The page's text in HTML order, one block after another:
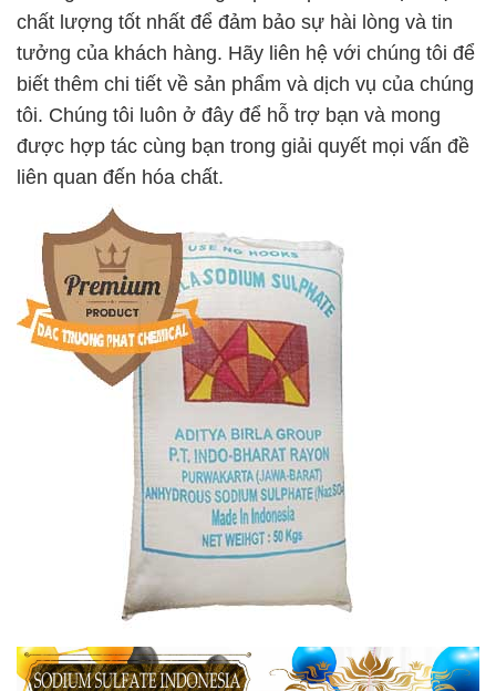
chất lượng tốt nhất để đảm bảo sự hài lòng và tin
tưởng của khách hàng. Hãy liên hệ với chúng tôi để
biết thêm chi tiết về sản phẩm và dịch vụ của chúng
tôi. Chúng tôi luôn ở đây để hỗ trợ bạn và mong
được hợp tác cùng bạn trong giải quyết mọi vấn đề
liên quan đến hóa chất.